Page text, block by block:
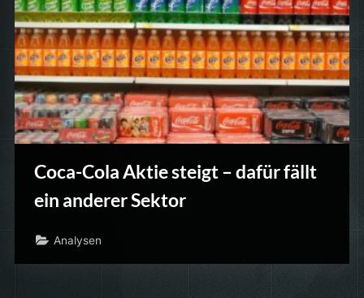
Coca-Cola Aktie steigt – dafür fällt
ein anderer Sektor
Analysen